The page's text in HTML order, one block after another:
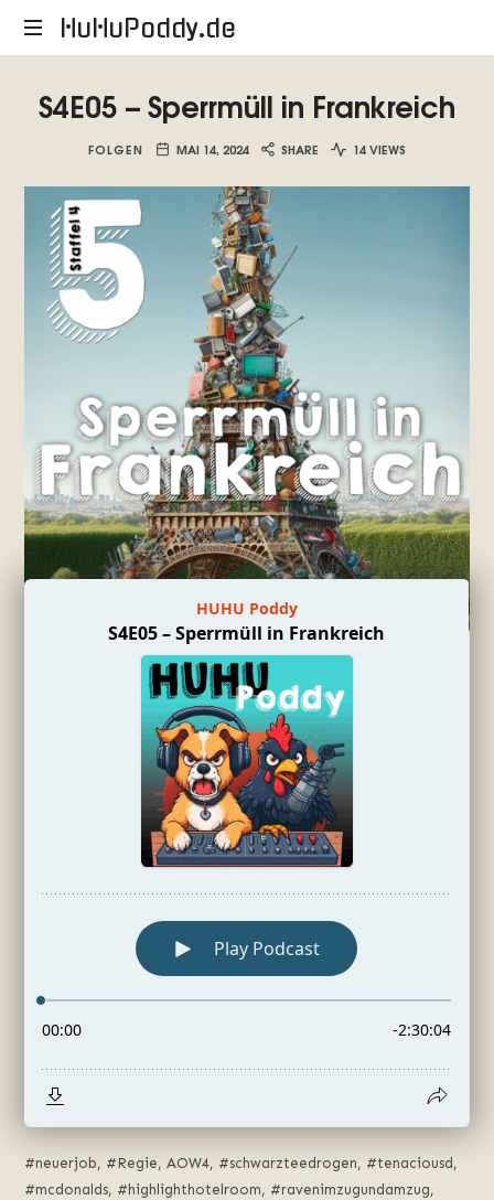
HuHuPoddy.de
HuHuPoddy.de
S4E05 – Sperrmüll in Frankreich
FOLGEN MAI 14, 2024 SHARE 14 VIEWS
#neuerjob, #Regie, ⁠AOW4, #schwarzteedrogen, #tenaciousd,
#mcdonalds, #highlighthotelroom, #ravenimzugundamzug,